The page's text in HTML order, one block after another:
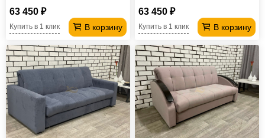
63 450 ₽
В корзину
Купить в 1 клик
63 450 ₽
В корзину
Купить в 1 клик